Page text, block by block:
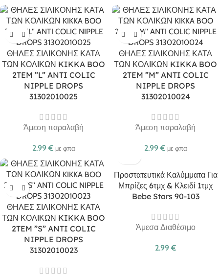
ΘΗΛΕΣ ΣΙΛΙΚΟΝΗΣ ΚΑΤΑ
ΤΩΝ ΚΟΛΙΚΩΝ KIKKA BOO
2TEM ”L” ANTI COLIC
NIPPLE DROPS
31302010025
Άμεση παραλαβή
2.99 € με φπα
ΘΗΛΕΣ ΣΙΛΙΚΟΝΗΣ ΚΑΤΑ
ΤΩΝ ΚΟΛΙΚΩΝ KIKKA BOO
2TEM ”M” ANTI COLIC
NIPPLE DROPS
31302010024
Άμεση παραλαβή
2.99 € με φπα
ΘΗΛΕΣ ΣΙΛΙΚΟΝΗΣ ΚΑΤΑ
ΤΩΝ ΚΟΛΙΚΩΝ KIKKA BOO
2TEM ”S” ANTI COLIC
NIPPLE DROPS
31302010023
Προστατευτικά Καλύμματα Για
Μπρίζες 6τμχ & Κλειδί 1τμχ
Bebe Stars 90-103
Άμεσα Διαθέσιμο
2.99 €